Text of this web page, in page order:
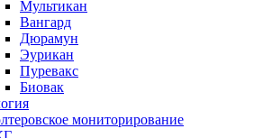
Мультикан
Вангард
Дюрамун
Эурикан
Пуревакс
Биовак
мониторирование